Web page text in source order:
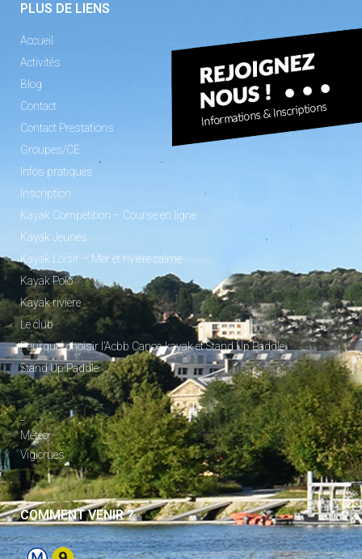
PLUS DE LIENS
Accueil
Activités
Blog
Contact
Contact Prestations
Groupes/CE
Infos pratiques
Inscription
Kayak Compétition – Course en ligne
Kayak Jeunes
Kayak Loisir – Mer et rivière calme
Kayak Polo
Kayak rivière
Le club
Pourquoi choisir l’Acbb Canoe-kayak et Stand Up Paddle
Stand Up Paddle
_
Météo
Vigicrues
COMMENT VENIR ?